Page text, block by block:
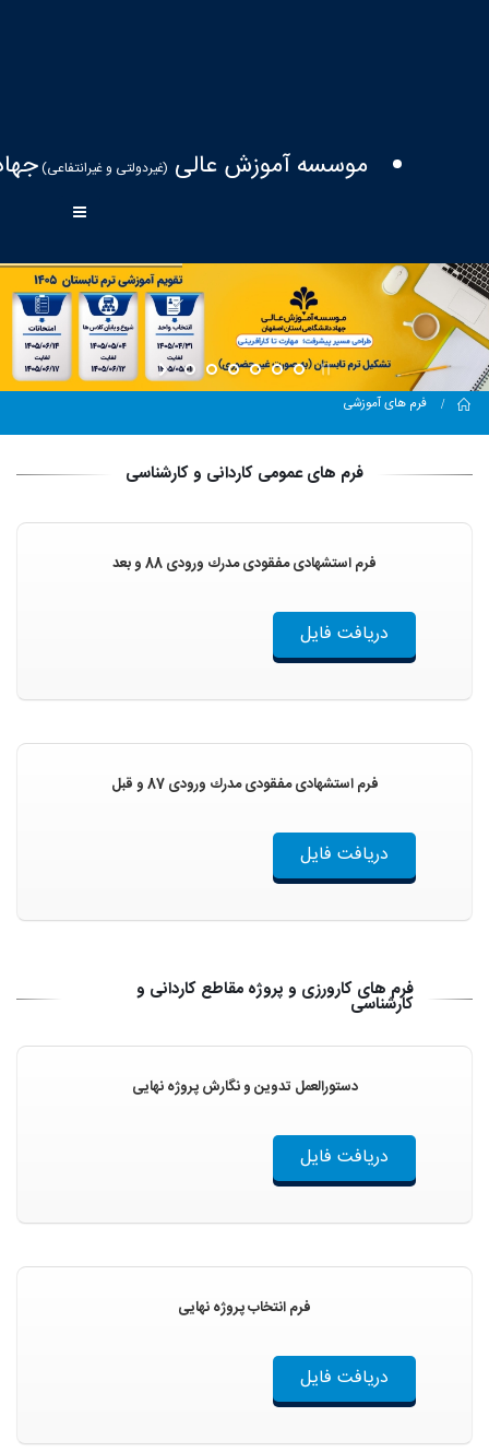
موسسه آموزش عالی (غیردولتی و غیرانتفاعی)
Home
فرم های آموزشی
فرم های عمومی کاردانی و کارشناسی
فرم استشهادی مفقودی مدرك ورودی 88 و بعد
دریافت فایل
فرم استشهادی مفقودی مدرك ورودی 87 و قبل
دریافت فایل
فرم های کارورزی و پروژه مقاطع کاردانی و
کارشناسی
دستورالعمل تدوین و نگارش پروژه نهایی
دریافت فایل
فرم انتخاب پروژه نهایی
دریافت فایل